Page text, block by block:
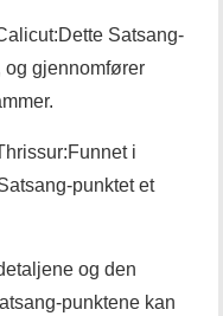
Satsang-
og gjennomfører
i
punktet et
og den
punktene kan